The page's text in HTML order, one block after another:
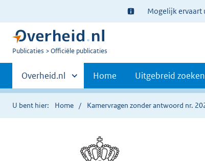
Ter
informatie:
Mogelijk ervaart
U
Publicaties Officiële publicaties
Primaire
navigatie
Andere
sites
binnen
Overheid.nl Home Uitgebreid zoeken
U bent hier: Home Kamervragen zonder antwoord nr.